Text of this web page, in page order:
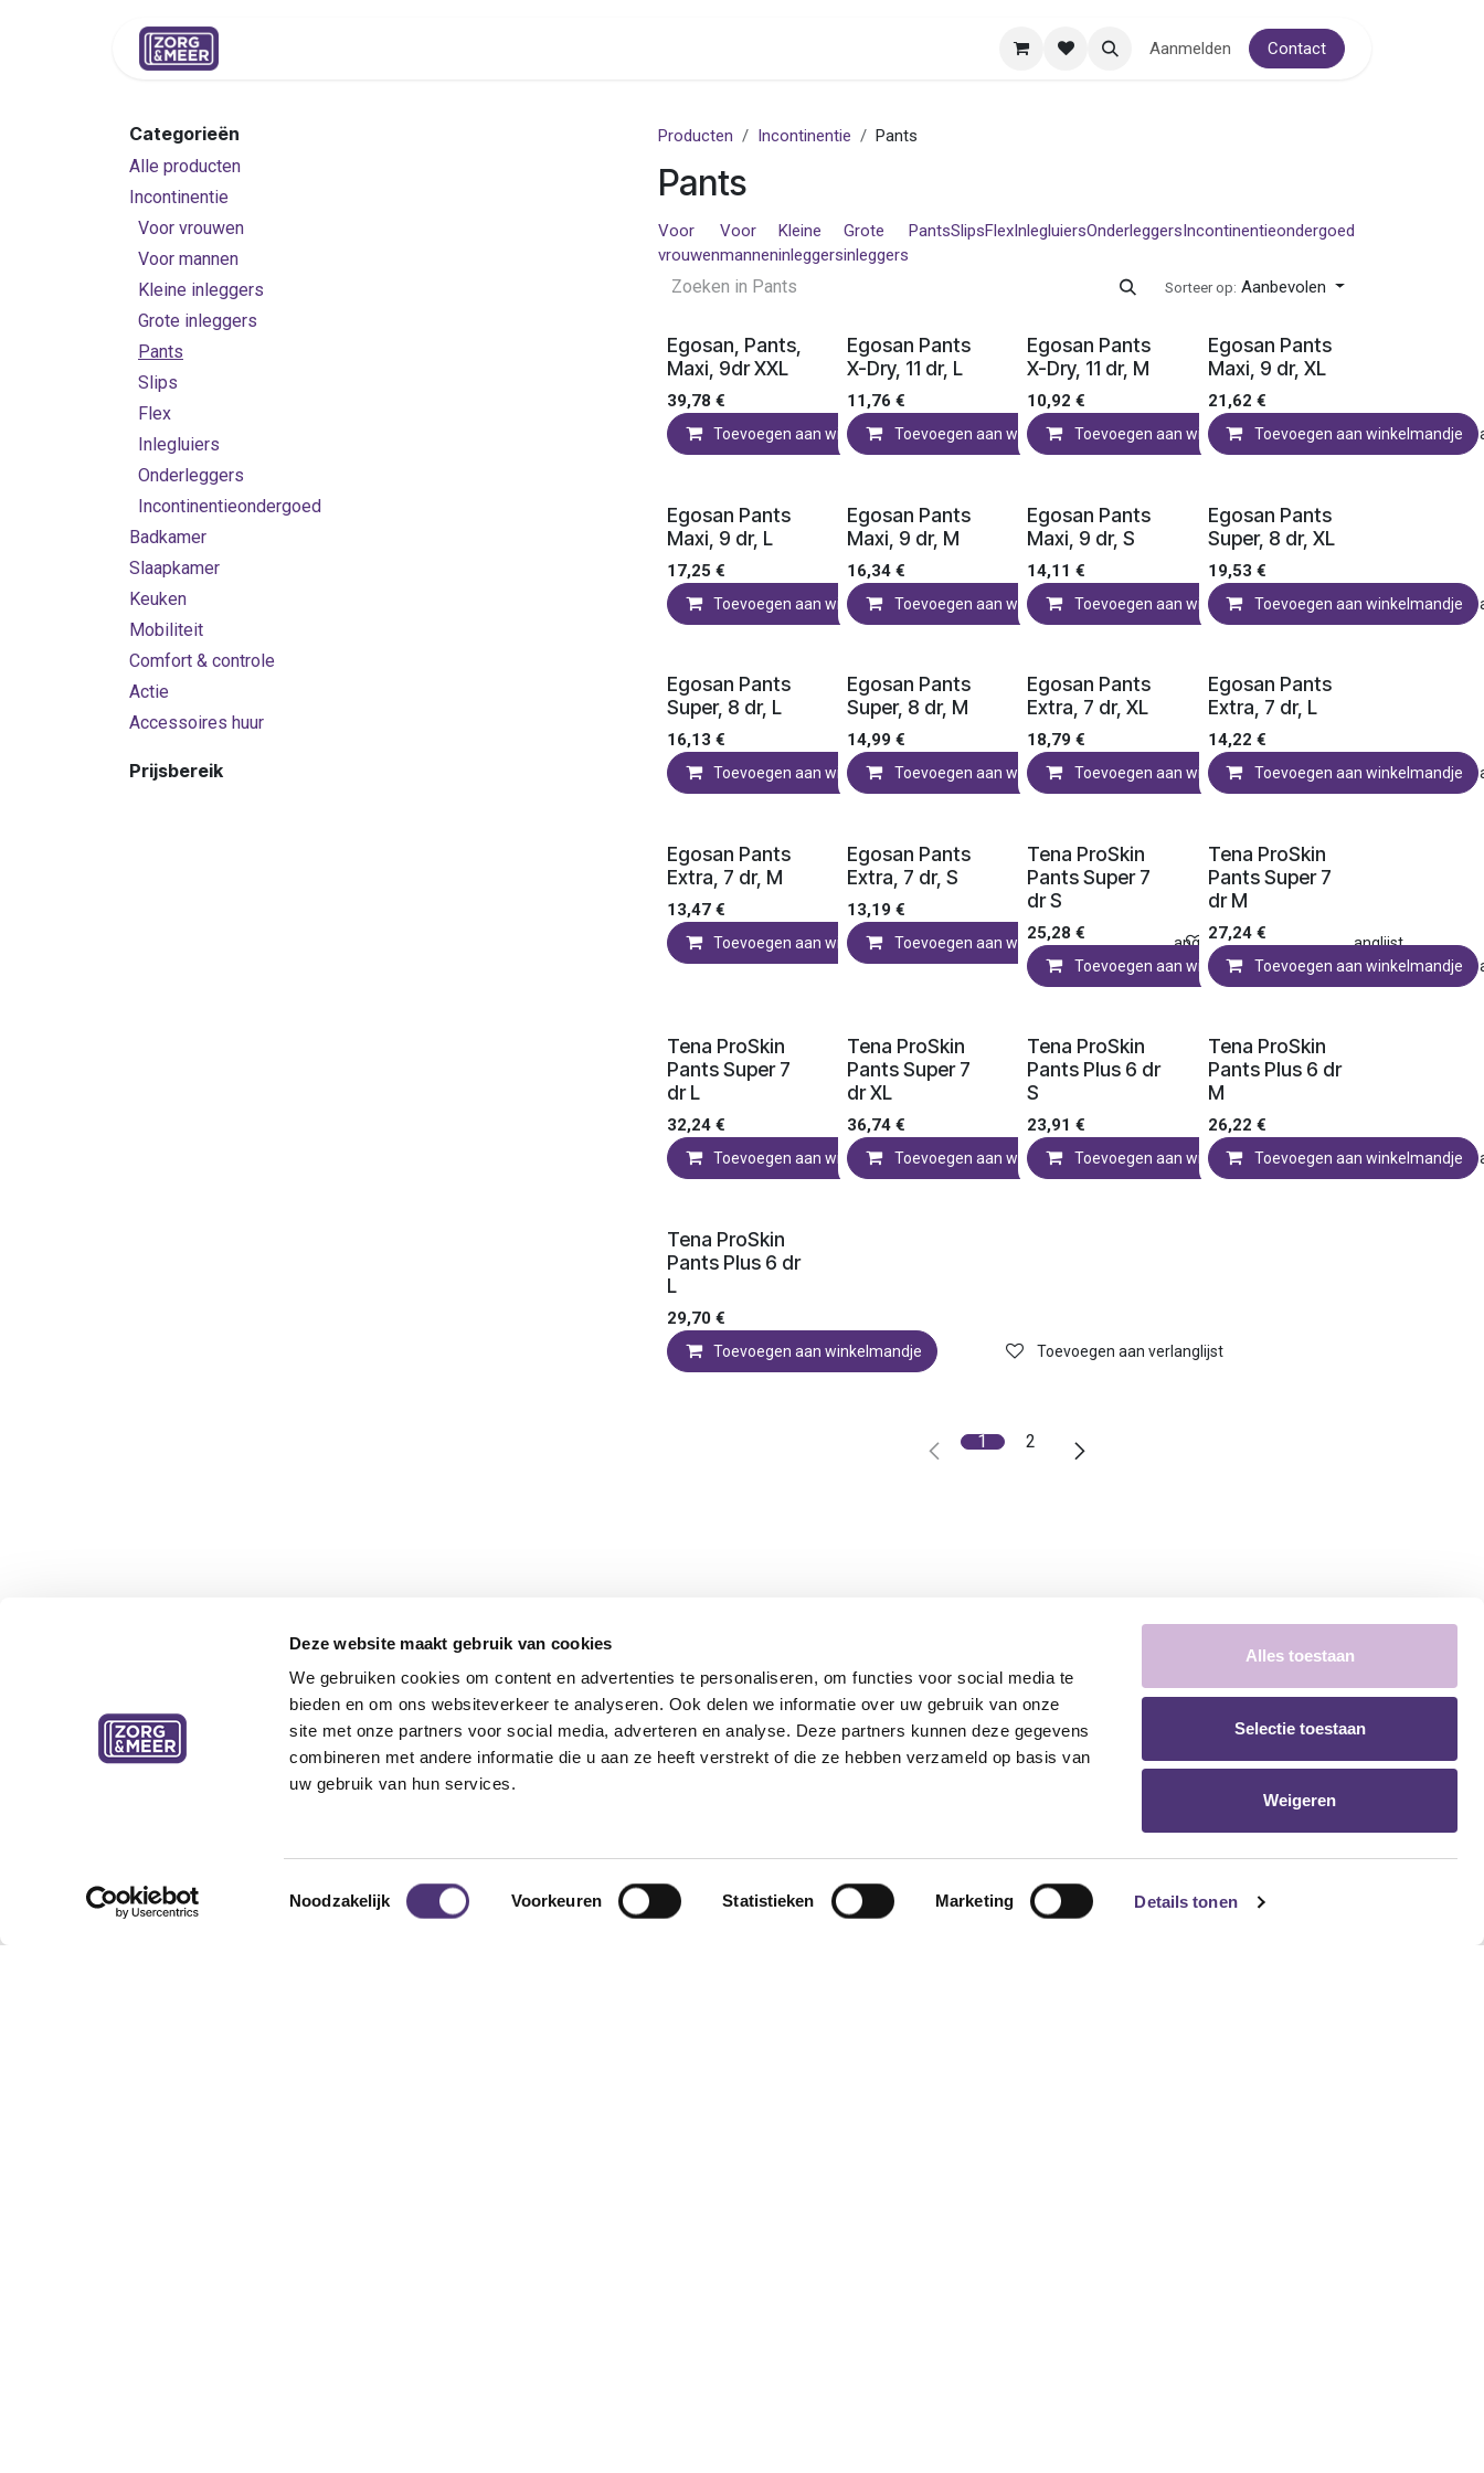
Deze website maakt gebruik van cookies
We gebruiken cookies om content en advertenties te personaliseren, om functies voor social media te
bieden en om ons websiteverkeer te analyseren. Ook delen we informatie over uw gebruik van onze
site met onze partners voor social media, adverteren en analyse. Deze partners kunnen deze gegevens
combineren met andere informatie die u aan ze heeft verstrekt of die ze hebben verzameld op basis van
uw gebruik van hun services.
Toestemmingsselectie
Noodzakelijk Voorkeuren Statistieken Marketing Details tonen
Alles toestaan
Selectie toestaan
Weigeren
Aanmelden Contact
Categorieën
Alle producten
Incontinentie
Voor vrouwen
Voor mannen
Kleine inleggers
Grote inleggers
Pants
Slips
Flex
Inlegluiers
Onderleggers
Incontinentieondergoed
Badkamer
Slaapkamer
Keuken
Mobiliteit
Comfort & controle
Actie
Accessoires huur
Prijsbereik
Producten Incontinentie Pants
Pants
Voor
vrouwen
Voor
mannen
Kleine
inleggers
Grote
inleggers
PantsSlipsFlexInlegluiersOnderleggersIncontinentieondergoed
Sorteer op: Aanbevolen
Ledenprijs
Egosan, Pants,
Maxi, 9dr XXL
39,78 €
Toevoegen aan winkelmandje Toevoegen aan verlanglijst
Ledenprijs
Egosan Pants
X-Dry, 11 dr, L
11,76 €
Toevoegen aan winkelmandje Toevoegen aan verlanglijst
Ledenprijs
Egosan Pants
X-Dry, 11 dr, M
10,92 €
Toevoegen aan winkelmandje Toevoegen
Ledenprijs
Egosan Pants
Maxi, 9 dr, XL
21,62 €
Toevoegen aan winkelmandje
Ledenprijs
Egosan Pants
Maxi, 9 dr, L
17,25 €
Toevoegen aan winkelmandje Toevoegen aan verlanglijst
Ledenprijs
Egosan Pants
Maxi, 9 dr, M
16,34 €
Toevoegen aan winkelmandje Toevoegen aan verlanglijst
Ledenprijs
Egosan Pants
Maxi, 9 dr, S
14,11 €
Toevoegen aan winkelmandje Toevoegen
Ledenprijs
Egosan Pants
Super, 8 dr, XL
19,53 €
Toevoegen aan winkelmandje
Ledenprijs
Egosan Pants
Super, 8 dr, L
16,13 €
Toevoegen aan winkelmandje Toevoegen aan verlanglijst
Ledenprijs
Egosan Pants
Super, 8 dr, M
14,99 €
Toevoegen aan winkelmandje Toevoegen aan verlanglijst
Ledenprijs
Egosan Pants
Extra, 7 dr, XL
18,79 €
Toevoegen aan winkelmandje Toevoegen
Ledenprijs
Egosan Pants
Extra, 7 dr, L
14,22 €
Toevoegen aan winkelmandje
Ledenprijs
Egosan Pants
Extra, 7 dr, M
13,47 €
Toevoegen aan winkelmandje Toevoegen aan verlanglijst
Ledenprijs
Egosan Pants
Extra, 7 dr, S
13,19 €
Toevoegen aan winkelmandje Toevoegen aan verlanglijst
Ledenprijs
Tena ProSkin
Pants Super 7
dr S
25,28 €
Toevoegen aan winkelmandje Toevoegen
Ledenprijs
Tena ProSkin
Pants Super 7
dr M
27,24€
Toevoegen aan winkelmandje
Ledenprijs
Tena ProSkin
Pants Super 7
dr L
32,24 €
Toevoegen aan winkelmandje Toevoegen aan verlanglijst
Ledenprijs
Tena ProSkin
Pants Super 7
dr XL
36,74 €
Toevoegen aan winkelmandje Toevoegen aan verlanglijst
Ledenprijs
Tena ProSkin
Pants Plus 6 dr
S
23,91 €
Toevoegen aan winkelmandje Toevoegen
Ledenprijs
Tena ProSkin
Pants Plus 6 dr
M
26,22 €
Toevoegen aan winkelmandje
Ledenprijs
Tena ProSkin
Pants Plus 6 dr
L
29,70 €
Toevoegen aan winkelmandje Toevoegen aan verlanglijst
1 2